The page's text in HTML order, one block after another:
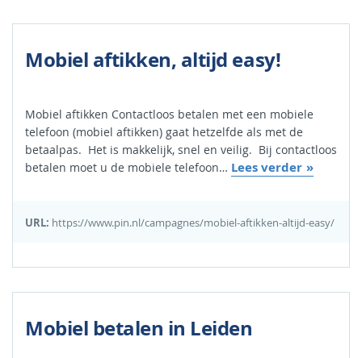
Mobiel aftikken, altijd easy!
Mobiel aftikken Contactloos betalen met een mobiele
telefoon (mobiel aftikken) gaat hetzelfde als met de
betaalpas. Het is makkelijk, snel en veilig. Bij contactloos
betalen moet u de mobiele telefoon… Lees verder
URL: https://www.pin.nl/campagnes/mobiel-aftikken-altijd-easy/
Mobiel betalen in Leiden